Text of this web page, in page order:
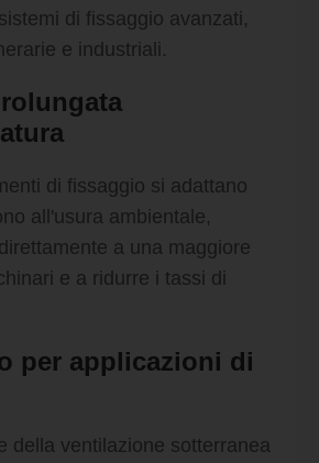
di fissaggio avanzati,
e industriali.
di fissaggio si adattano
all'usura ambientale,
a una maggiore
e a ridurre i tassi di
per applicazioni di
della ventilazione sotterranea